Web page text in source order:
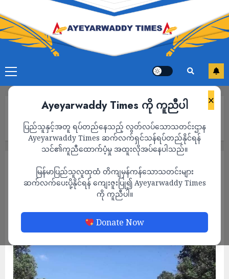
×
Ayeyarwaddy Times ကို ကူညီပါ
ပြည်သူနှင့်အတူ ရပ်တည်နေသည့် လွတ်လပ်သောသတင်းဌာန
Ayeyarwaddy Times ဆက်လက်ရှင်သန်ရပ်တည်နိုင်ရန်
သင်၏ကူညီထောက်ပံ့မှု အထူးလိုအပ်နေပါသည်။
မြန်မာပြည်သူလူထုထံ တိကျမှန်ကန်သောသတင်းများ
ဆက်လက်ပေးပို့နိုင်ရန် ကျေးဇူးပြု၍ Ayeyarwaddy Times
ကို ကူညီပါ။
Donate Now
က ဓါးပြ ၀င်တိုက်
ပုသိမ်မြို့ အနောက်တောင်တိုင်း စစ်ဌာနချုပ်
ဗိုလ်ကြီးအိမ်ကို တပ်သားက ဓါးပြ ၀င်တိုက်
ADMIN